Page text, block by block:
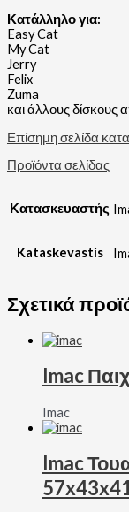
Κατάλληλο για:
Easy Cat
My Cat
Jerry
Felix
Zuma
και άλλους
Επίσημη σελίδα
Προϊόντα σελίδας
Κατασκευαστής
Kataskevastis
Σχετικά
Imac
Imac
Imac